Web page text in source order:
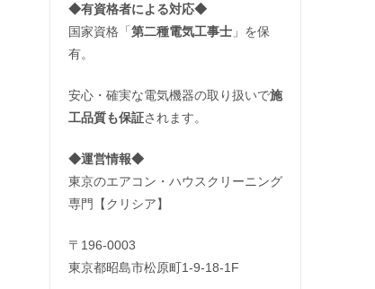
◆有資格者による対応◆
国家資格「第二種電気工事士 」を保
有。
安心・確実な電気機器の取り扱いで施
工品質も保証されます。
◆運営情報◆
東京のエアコン・ハウスクリーニング
専門【クリシア】
〒196-0003
東京都昭島市松原町1-9‐18‐1F